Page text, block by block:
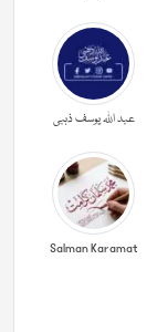
عبد اللہ یوسف ذہبی
Salman Karamat